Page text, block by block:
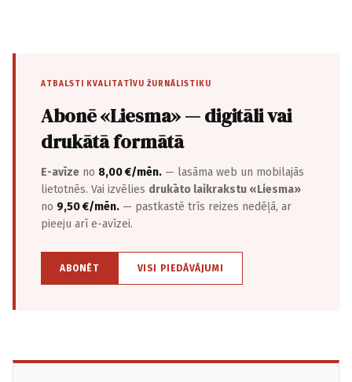
ATBALSTI KVALITATĪVU ŽURNĀLISTIKU
Abonē «Liesma» — digitāli vai
drukātā formātā
E-avīze no 8,00 €/mēn. — lasāma web un mobilajās
lietotnēs. Vai izvēlies drukāto laikrakstu «Liesma»
no 9,50 €/mēn. — pastkastē trīs reizes nedēļā, ar
pieeju arī e-avīzei.
ABONĒT VISI PIEDĀVĀJUMI